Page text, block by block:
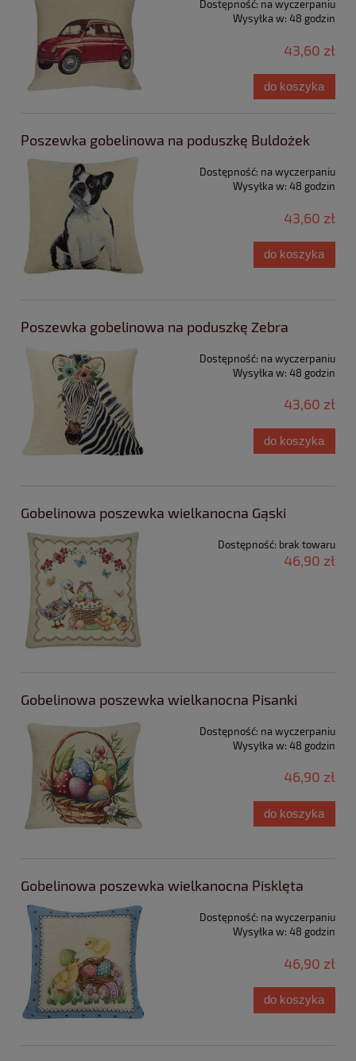
Dostępność: na wyczerpaniu
Wysyłka w: 48 godzin
43,60 zł
do koszyka
Poszewka gobelinowa na poduszkę Buldożek
Dostępność: na wyczerpaniu
Wysyłka w: 48 godzin
43,60 zł
do koszyka
Poszewka gobelinowa na poduszkę Zebra
Dostępność: na wyczerpaniu
Wysyłka w: 48 godzin
43,60 zł
do koszyka
Gobelinowa poszewka wielkanocna Gąski
Dostępność: brak towaru
46,90 zł
Gobelinowa poszewka wielkanocna Pisanki
Dostępność: na wyczerpaniu
Wysyłka w: 48 godzin
46,90 zł
do koszyka
Gobelinowa poszewka wielkanocna Pisklęta
Dostępność: na wyczerpaniu
Wysyłka w: 48 godzin
46,90 zł
do koszyka